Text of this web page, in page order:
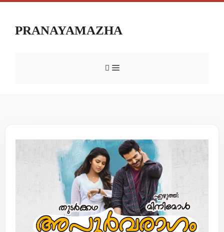
PRANAYAMAZHA